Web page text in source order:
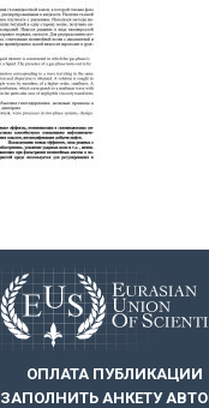
ОПЛАТА ПУБЛИКАЦИИ
ЗАПОЛНИТЬ АНКЕТУ